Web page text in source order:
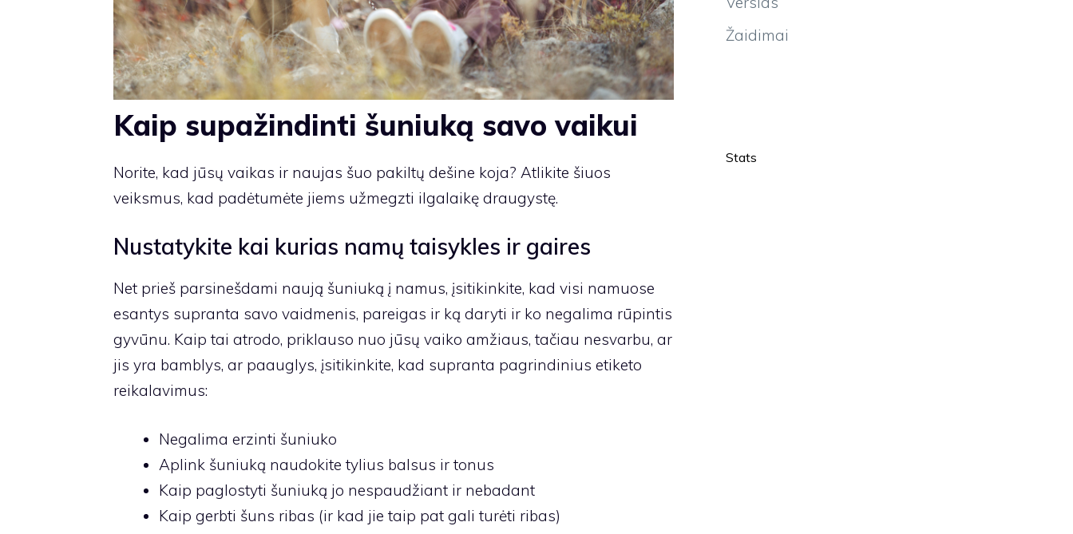
Kaip supažindinti šuniuką savo vaikui
Norite, kad jūsų vaikas ir naujas šuo pakiltų dešine koja? Atlikite šiuos
veiksmus, kad padėtumėte jiems užmegzti ilgalaikę draugystę.
Nustatykite kai kurias namų taisykles ir gaires
Net prieš parsinešdami naują šuniuką į namus, įsitikinkite, kad visi namuose
esantys supranta savo vaidmenis, pareigas ir ką daryti ir ko negalima rūpintis
gyvūnu. Kaip tai atrodo, priklauso nuo jūsų vaiko amžiaus, tačiau nesvarbu, ar
jis yra bamblys, ar paauglys, įsitikinkite, kad supranta pagrindinius etiketo
reikalavimus:
Negalima erzinti šuniuko
Aplink šuniuką naudokite tylius balsus ir tonus
Kaip paglostyti šuniuką jo nespaudžiant ir nebadant
Kaip gerbti šuns ribas (ir kad jie taip pat gali turėti ribas)
Žaidimai
Stats